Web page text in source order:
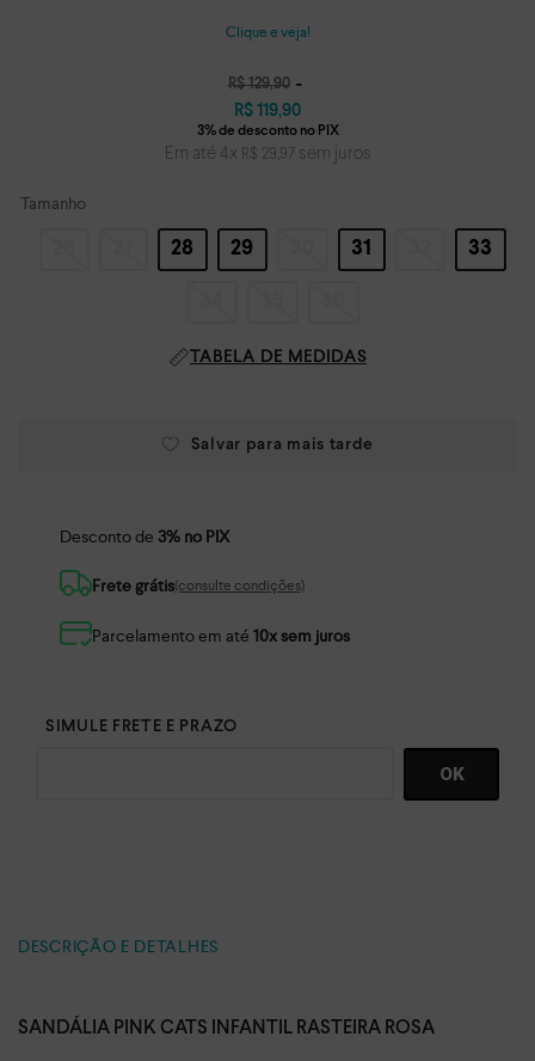
Clique e veja!
R$ 129,90
R$ 119,90
Em até 4x R$ 29,97 sem juros
Tamanho
28 29 31 33
TABELA DE MEDIDAS
Desconto de 3% no PIX
Frete grátis(consulte condições)
Parcelamento em até 10x sem juros
DESCRIÇÃO E DETALHES
SANDÁLIA PINK CATS INFANTIL RASTEIRA ROSA